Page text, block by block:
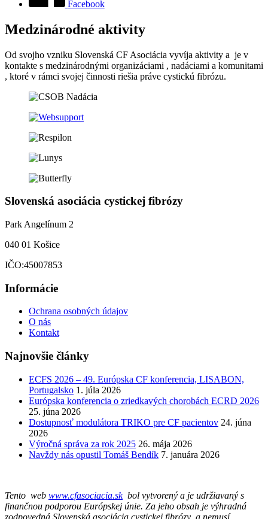
Facebook
Medzinárodné aktivity
Od svojho vzniku Slovenská CF Asociácia vyvíja aktivity a je v
kontakte s medzinárodnými organizáciami , nadáciami a komunitami
, ktoré v rámci svojej činnosti riešia práve cystickú fibrózu.
Slovenská asociácia cystickej fibrózy
Park Angelínum 2
040 01 Košice
IČO:45007853
Informácie
Ochrana osobných údajov
O nás
Kontakt
Najnovšie články
ECFS 2026 – 49. Európska CF konferencia, LISABON,
Portugalsko 1. júla 2026
Európska konferencia o zriedkavých chorobách ECRD 2026
25. júna 2026
Dostupnosť modulátora TRIKO pre CF pacientov 24. júna
2026
Výročná správa za rok 2025 26. mája 2026
Navždy nás opustil Tomáš Bendík 7. januára 2026
Tento web www.cfasociacia.skbol vytvorený a je udržiavaný s
finančnou podporou Európskej únie. Za jeho obsah je výhradná
zodpovedná Slovenská asociácia cystickej fibrózy a nemusí